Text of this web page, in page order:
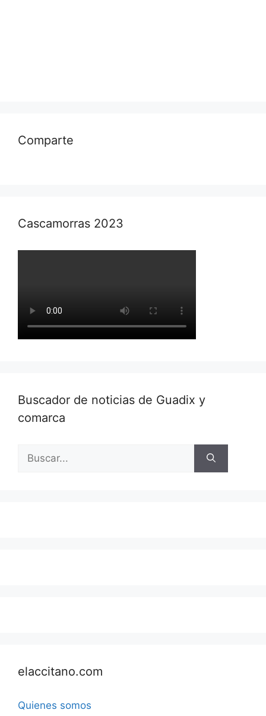
Comparte
Cascamorras 2023
Buscador de noticias de Guadix y
comarca
elaccitano.com
Quienes somos